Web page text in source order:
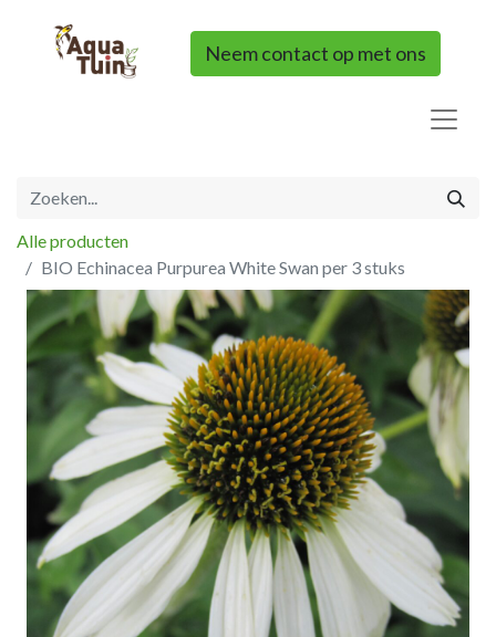
Neem contact op met ons
Alle producten
BIO Echinacea Purpurea White Swan per 3 stuks